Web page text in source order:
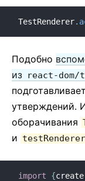
TestRenderer.
Подобно
из react-
утверждений.
оборачивания
и
import {create